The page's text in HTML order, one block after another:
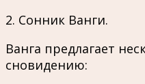
2. Сонник Ванги.
Ванга предлагает
сновидению: